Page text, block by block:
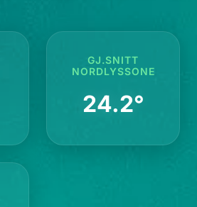
GJ.SNITT
NORDLYSSONE
24.2°